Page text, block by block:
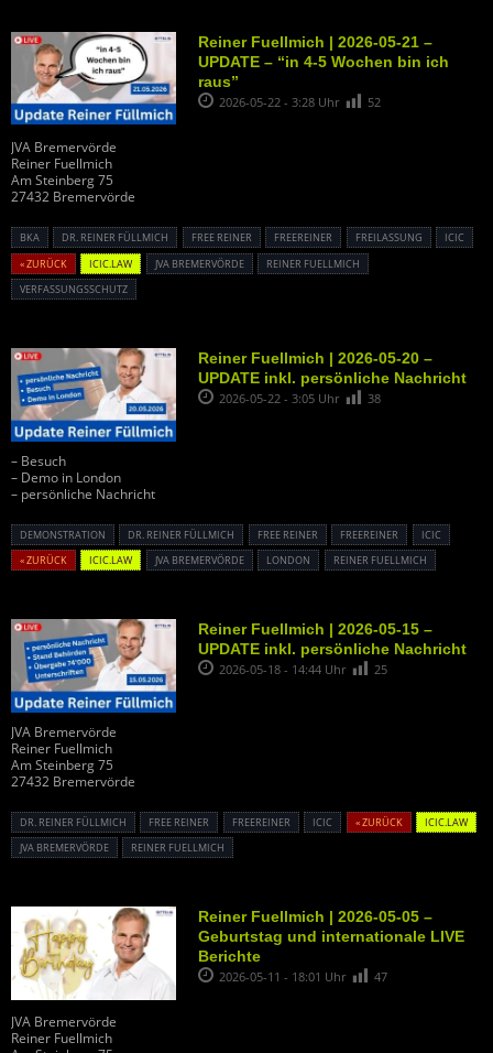
Reiner Fuellmich | 2026-05-21 –
UPDATE – “in 4-5 Wochen bin ich
raus”
2026-05-22 - 3:28 Uhr 52
JVA Bremervörde
Reiner Fuellmich
Am Steinberg 75
27432 Bremervörde
BKA DR. REINER FÜLLMICH FREE REINER FREEREINER FREILASSUNG
ICIC
« ZURÜCK
ICIC.LAW JVA BREMERVÖRDE
REINER FUELLMICH
VERFASSUNGSSCHUTZ
Reiner Fuellmich | 2026-05-20 –
UPDATE inkl. persönliche Nachricht
2026-05-22 - 3:05 Uhr 38
– Besuch
– Demo in London
– persönliche Nachricht
DEMONSTRATION DR. REINER FÜLLMICH FREE REINER FREEREINER
ICIC
« ZURÜCK
ICIC.LAW JVA BREMERVÖRDE LONDON REINER FUELLMICH
Reiner Fuellmich | 2026-05-15 –
UPDATE inkl. persönliche Nachricht
2026-05-18 - 14:44 Uhr 25
JVA Bremervörde
Reiner Fuellmich
Am Steinberg 75
27432 Bremervörde
DR. REINER FÜLLMICH FREE REINER FREEREINER ICIC « ZURÜCK
ICIC.LAW
JVA BREMERVÖRDE
REINER FUELLMICH
Reiner Fuellmich | 2026-05-05 –
Geburtstag und internationale LIVE
Berichte
2026-05-11 - 18:01 Uhr 47
JVA Bremervörde
Reiner Fuellmich